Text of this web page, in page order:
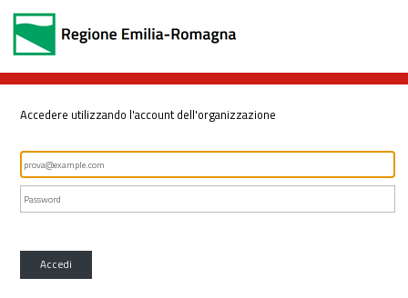
Accedere utilizzando l'account dell'organizzazione
Accedi